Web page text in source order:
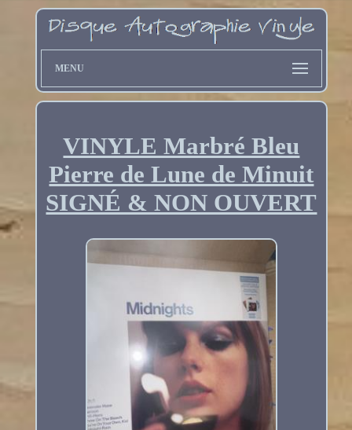
MENU
VINYLE Marbré Bleu
Pierre de Lune de Minuit
SIGNÉ & NON OUVERT